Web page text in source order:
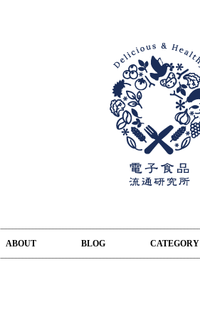
ABOUT BLOG CATEGORY